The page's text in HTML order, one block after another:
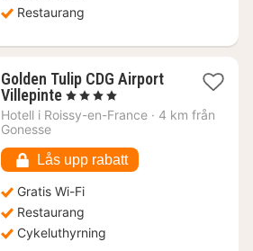
Restaurang
Golden Tulip CDG Airport
Villepinte1
natt
från
kr.
, 4 Stjärnor
Hotell i Roissy-en-France · 4 km från
Gonesse
Lås upp rabatt
Gratis Wi-Fi
Restaurang
Cykeluthyrning